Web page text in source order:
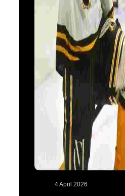
4 April 2026